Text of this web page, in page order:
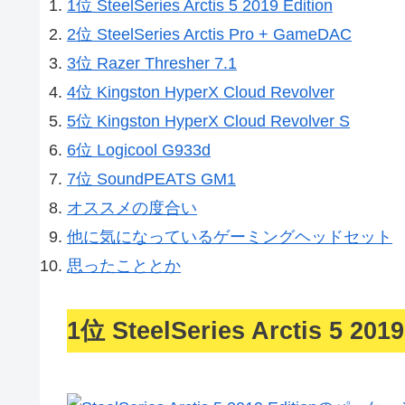
1位 SteelSeries Arctis 5 2019 Edition
2位 SteelSeries Arctis Pro + GameDAC
3位 Razer Thresher 7.1
4位 Kingston HyperX Cloud Revolver
5位 Kingston HyperX Cloud Revolver S
6位 Logicool G933d
7位 SoundPEATS GM1
オススメの度合い
他に気になっているゲーミングヘッドセット
思ったこととか
1位 SteelSeries Arctis 5